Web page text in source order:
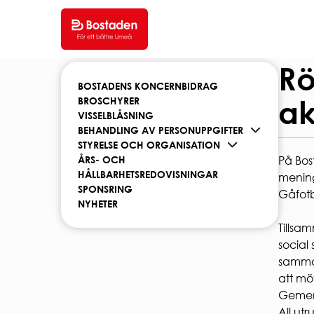
SÖK LEDIGT
SÖK LEDIGT
VÅRA OMRÅDEN
Hyreslägenheter
Studentlägenheter
Seniorboende
HUR SÖKER JAG LÄGENHET?
studentbostäder.
HYRA
Hem /Om oss/ Rörelseglädje och
BOSTADENS KONCERNBIDRAG
BROSCHYRER
VISSELBLÅSNING
BEHANDLING AV PERSONUPPGIFTER
STYRELSE OCH ORGANISATION
ÅRS- OCH
HÅLLBARHETSREDOVISNINGAR
SPONSRING
NYHETER
På
social
att